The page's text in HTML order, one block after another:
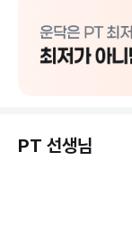
PT 선생님